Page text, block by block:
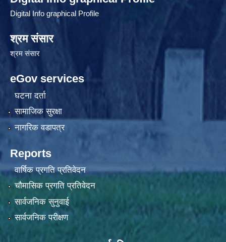
Digital Info graphical Profile
श्रम संसार
श्रम संसार
eGov services
घटना दर्ता
सामाजिक सुरक्षा
नागरिक वडापत्र
Reports
वार्षिक प्रगति प्रतिवेदन
चौमासिक प्रगति प्रतिवेदन
सार्वजनिक सुनुवाई
सार्वजनिक परीक्षण